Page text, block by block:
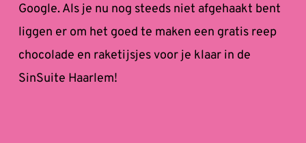
Google. Als je nu nog steeds niet afgehaakt bent
liggen er om het goed te maken een gratis reep
chocolade en raketijsjes voor je klaar in de
SinSuite Haarlem!